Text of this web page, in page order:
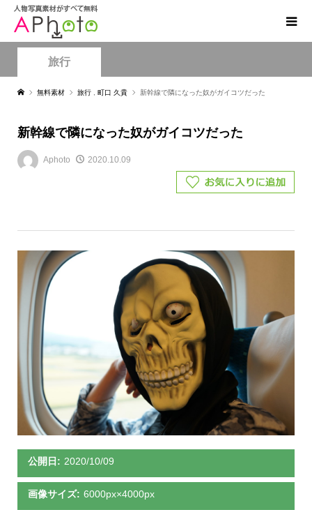
旅行
無料素材 旅行 町口 久貴 新幹線で隣になった奴がガイコツだった
新幹線で隣になった奴がガイコツだった
Aphoto 2020.10.09
公開日: 2020/10/09
画像サイズ: 6000px×4000px